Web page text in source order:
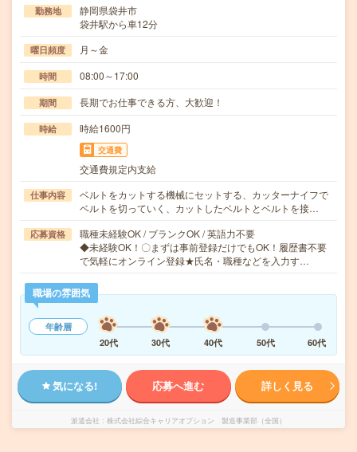
勤務地
静岡県袋井市
袋井駅から車12分
曜日頻度 月～金
時間 08:00～17:00
期間 長期でお仕事できる方、大歓迎！
時給 時給1600円
交通費
交通費規定内支給
仕事内容
ベルトをカットする機械にセットする、カッターナイフで
ベルトを切っていく、カットしたベルトとベルトを接…
応募資格
職種未経験OK / ブランクOK / 英語力不要
◆未経験OK！〇まずは事前登録だけでもOK！履歴書不要
で気軽にオンライン登録★氏名・職種などを入力す…
職場の雰囲気
年齢層
20代
30代 40代 50代 60代
気になる! 応募へ進む 詳しく見る
派遣会社 株式会社綜合キャリアオプション 製造事業部（全国）